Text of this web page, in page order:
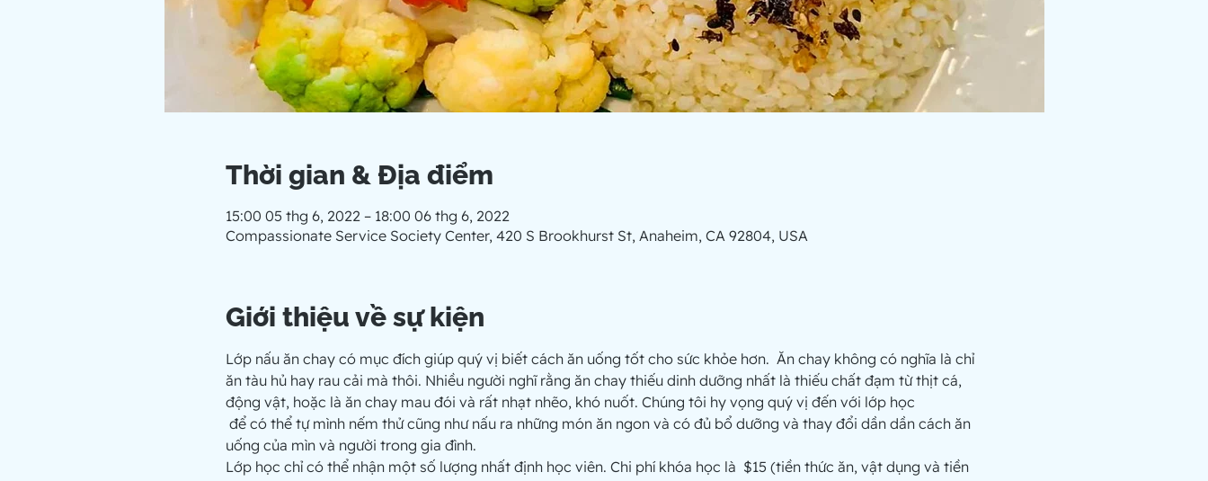
Thời gian & Địa điểm
15:00 05 thg 6, 2022 – 18:00 06 thg 6, 2022
Compassionate Service Society Center, 420 S Brookhurst St, Anaheim, CA 92804, USA
Giới thiệu về sự kiện
Lớp nấu ăn chay có mục đích giúp quý vị biết cách ăn uống tốt cho sức khỏe hơn.  Ăn chay không có nghĩa là chỉ
ăn tàu hủ hay rau cải mà thôi. Nhiều người nghĩ rằng ăn chay thiếu dinh dưỡng nhất là thiếu chất đạm từ thịt cá,
động vật, hoặc là ăn chay mau đói và rất nhạt nhẽo, khó nuốt. Chúng tôi hy vọng quý vị đến với lớp học
uống của mìn và người trong gia đình.
Lớp học chỉ có thể nhận một số lượng nhất định học viên. Chi phí khóa học là  $15 (tiền thức ăn, vật dụng và tiền